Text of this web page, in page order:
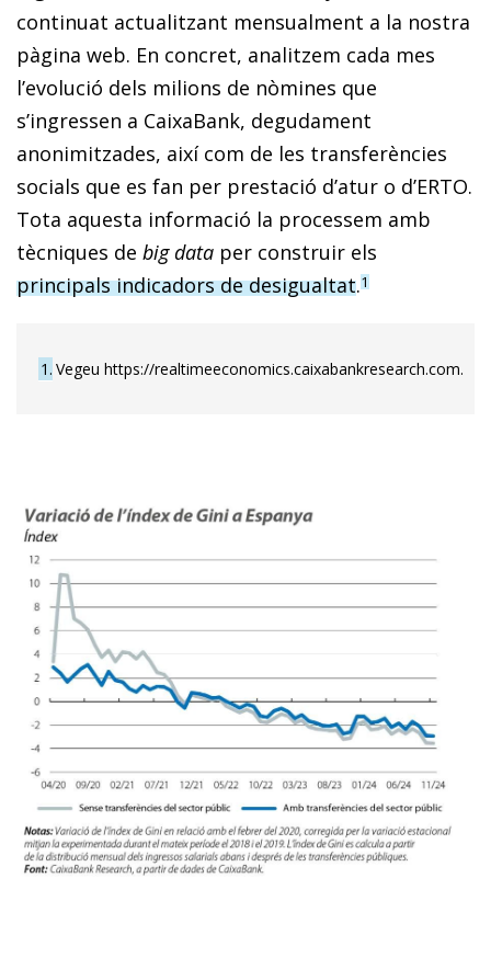
continuat actualitzant mensualment a la nostra
pàgina web. En concret, analitzem cada mes
l’evolució dels milions de nòmines que
s’ingressen a CaixaBank, degudament
anonimitzades, així com de les transferències
socials que es fan per prestació d’atur o d’ERTO.
Tota aquesta informació la processem amb
tècniques de big data per construir els
principals indicadors de desigualtat.1
1 Vegeu https://realtimeeconomics.caixabankresearch.com.